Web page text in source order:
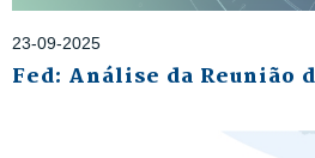
23-09-2025
Fed: Análise da Reunião